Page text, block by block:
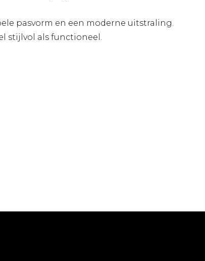
pasvorm en een moderne uitstraling.
stijlvol als functioneel.